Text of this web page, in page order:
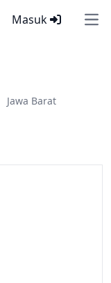
Masuk
Jawa Barat